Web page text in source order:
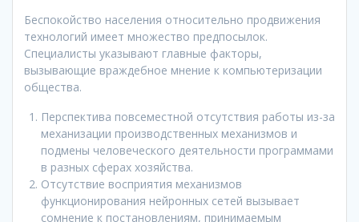
Беспокойство населения относительно продвижения
технологий имеет множество предпосылок.
Специалисты указывают главные факторы,
вызывающие враждебное мнение к компьютеризации
общества.
Перспектива повсеместной отсутствия работы из-за
механизации производственных механизмов и
подмены человеческого деятельности программами
в разных сферах хозяйства.
Отсутствие восприятия механизмов
функционирования нейронных сетей вызывает
сомнение к постановлениям, принимаемым